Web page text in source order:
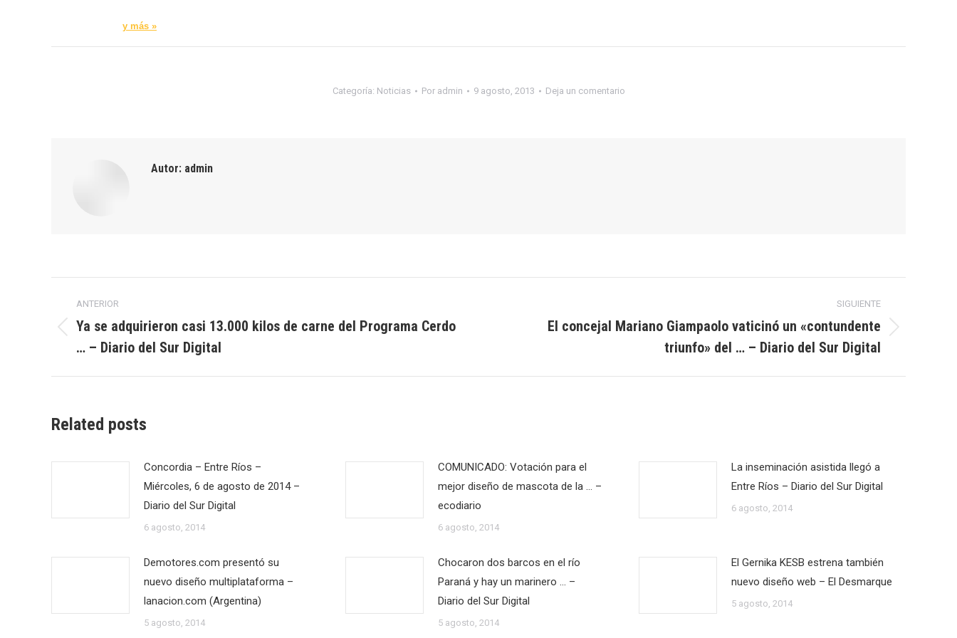
y más »
Categoría: Noticias Por admin 9 agosto, 2013 Deja un comentario
Autor: admin
entre
publicaciones
ANTERIOR
Publicación
anterior:
Ya se adquirieron casi 13.000 kilos de carne del Programa Cerdo
… – Diario del Sur Digital
SIGUIENTE
Publicación
El concejal Mariano Giampaolo vaticinó un «contundente
triunfo» del … – Diario del Sur Digital
Related posts
Concordia – Entre Ríos –
Miércoles, 6 de agosto de 2014 –
Diario del Sur Digital
6 agosto, 2014
COMUNICADO: Votación para el
mejor diseño de mascota de la … –
ecodiario
6 agosto, 2014
La inseminación asistida llegó a
Entre Ríos – Diario del Sur Digital
6 agosto, 2014
Demotores.com presentó su
nuevo diseño multiplataforma –
lanacion.com (Argentina)
5 agosto, 2014
Chocaron dos barcos en el río
Paraná y hay un marinero … –
Diario del Sur Digital
5 agosto, 2014
El Gernika KESB estrena también
nuevo diseño web – El Desmarque
5 agosto, 2014